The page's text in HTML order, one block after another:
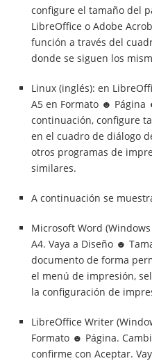
configure el tamaño del
LibreOffice o Adobe
función a través del
donde se siguen los
Linux (inglés): en
A5 en Formato ☻ Página
continuación, configure
en el cuadro de diálogo
otros programas de
similares.
A continuación se
Microsoft Word
A4. Vaya a Diseño ☻
documento de forma
el menú de impresión,
la configuración de
LibreOffice Writer
Formato ☻ Página.
confirme con Aceptar.